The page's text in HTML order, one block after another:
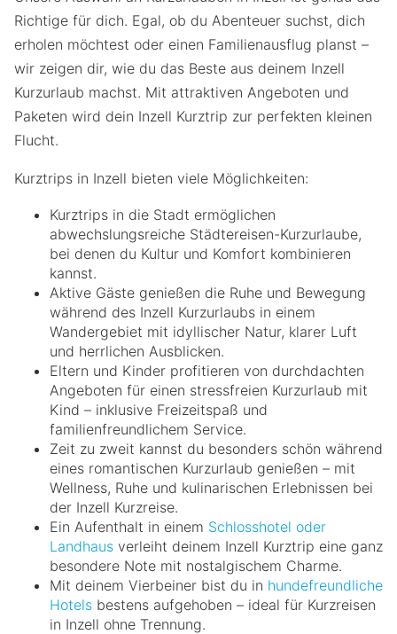
Richtige für dich. Egal, ob du Abenteuer suchst, dich
erholen möchtest oder einen Familienausflug planst –
wir zeigen dir, wie du das Beste aus deinem Inzell
Kurzurlaub machst. Mit attraktiven Angeboten und
Paketen wird dein Inzell Kurztrip zur perfekten kleinen
Flucht.
Kurztrips in Inzell bieten viele Möglichkeiten:
Kurztrips in die Stadt ermöglichen
abwechslungsreiche Städtereisen-Kurzurlaube,
bei denen du Kultur und Komfort kombinieren
kannst.
Aktive Gäste genießen die Ruhe und Bewegung
während des Inzell Kurzurlaubs in einem
Wandergebiet mit idyllischer Natur, klarer Luft
und herrlichen Ausblicken.
Eltern und Kinder profitieren von durchdachten
Angeboten für einen stressfreien Kurzurlaub mit
Kind – inklusive Freizeitspaß und
familienfreundlichem Service.
Zeit zu zweit kannst du besonders schön während
eines romantischen Kurzurlaub genießen – mit
Wellness, Ruhe und kulinarischen Erlebnissen bei
der Inzell Kurzreise.
Ein Aufenthalt in einem Schlosshotel oder
Landhaus verleiht deinem Inzell Kurztrip eine ganz
besondere Note mit nostalgischem Charme.
Mit deinem Vierbeiner bist du in hundefreundliche
Hotels bestens aufgehoben – ideal für Kurzreisen
in Inzell ohne Trennung.